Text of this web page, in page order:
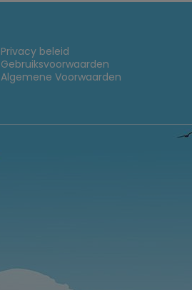
Privacy beleid
Gebruiksvoorwaarden
Algemene Voorwaarden